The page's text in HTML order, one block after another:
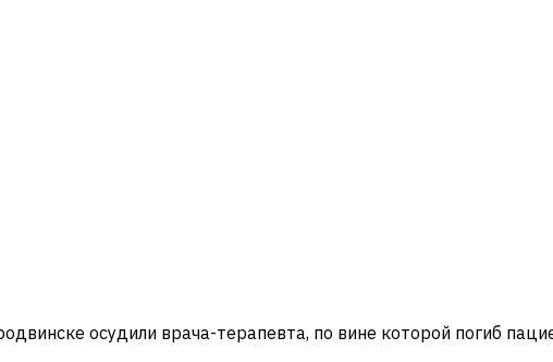
осудили врача-терапевта, по вине которой погиб